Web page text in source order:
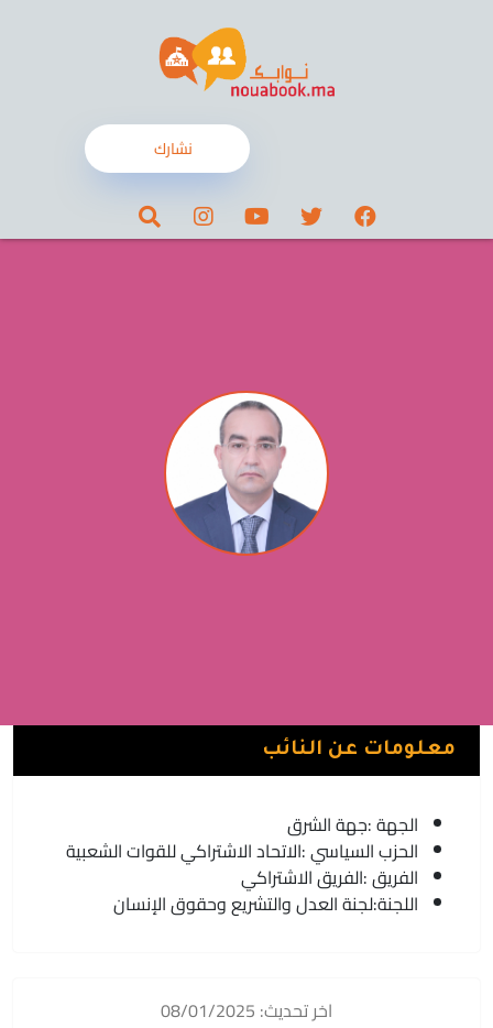
نشارك
معلومات عن النائب
الجهة :جهة الشرق
الحزب السياسي :الاتحاد الاشتراكي للقوات الشعبية
الفريق :الفريق الاشتراكي
اللجنة:لجنة العدل والتشريع وحقوق الإنسان
اخر تحديث: 08/01/2025